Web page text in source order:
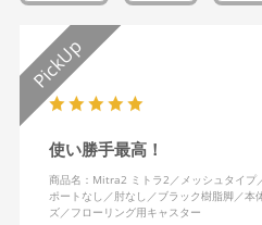
使い勝手最高！
商品名：Mitra2 ミトラ2／メッシュタイプ
ポートなし／肘なし／ブラック樹脂脚／本
ズ／フローリング用キャスター